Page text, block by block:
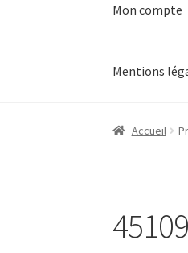
Mon compte
Mentions
Accueil